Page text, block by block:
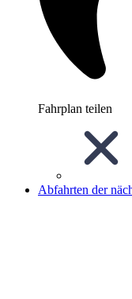
Fahrplan teilen
Abfahrten der